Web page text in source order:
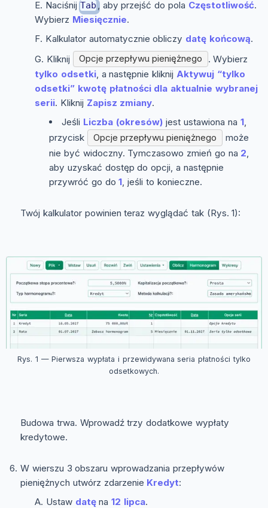
NaciśnijTab , aby przejść do pola Częstotliwość.
Wybierz Miesięcznie.
Kalkulator automatycznie obliczy datę końcową.
Kliknij
Opcje przepływu pieniężnego
. Wybierz
tylko odsetki, a następnie kliknij Aktywuj “tylko
odsetki” kwotę płatności dla aktualnie wybranej
serii. Kliknij Zapisz zmiany.
Jeśli Liczba (okresów) jest ustawiona na 1,
przycisk
Opcje przepływu pieniężnego
może
nie być widoczny. Tymczasowo zmień go na 2
aby uzyskać dostęp do opcji, a następnie
przywróć go do1 , jeśli to konieczne.
Twój kalkulator powinien teraz wyglądać tak (Rys. 1):
Rys. 1 — Pierwsza wypłata i przewidywana seria płatności tylko
odsetkowych.
Budowa trwa. Wprowadź trzy dodatkowe wypłaty
kredytowe.
W wierszu 3 obszaru wprowadzania przepływów
pieniężnych utwórz zdarzenie Kredyt:
Ustaw datęna12 lipca.